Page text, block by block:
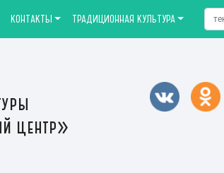
центр»
КОНТАКТЫ ТРАДИЦИОННАЯ КУЛЬТУРА